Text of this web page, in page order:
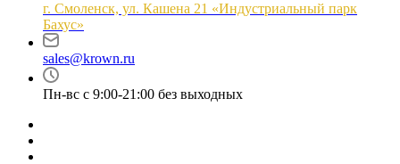
г. Смоленск, ул. Кашена 21 «Индустриальный парк
Бахус»
sales@krown.ru
Пн-вс с 9:00-21:00 без выходных